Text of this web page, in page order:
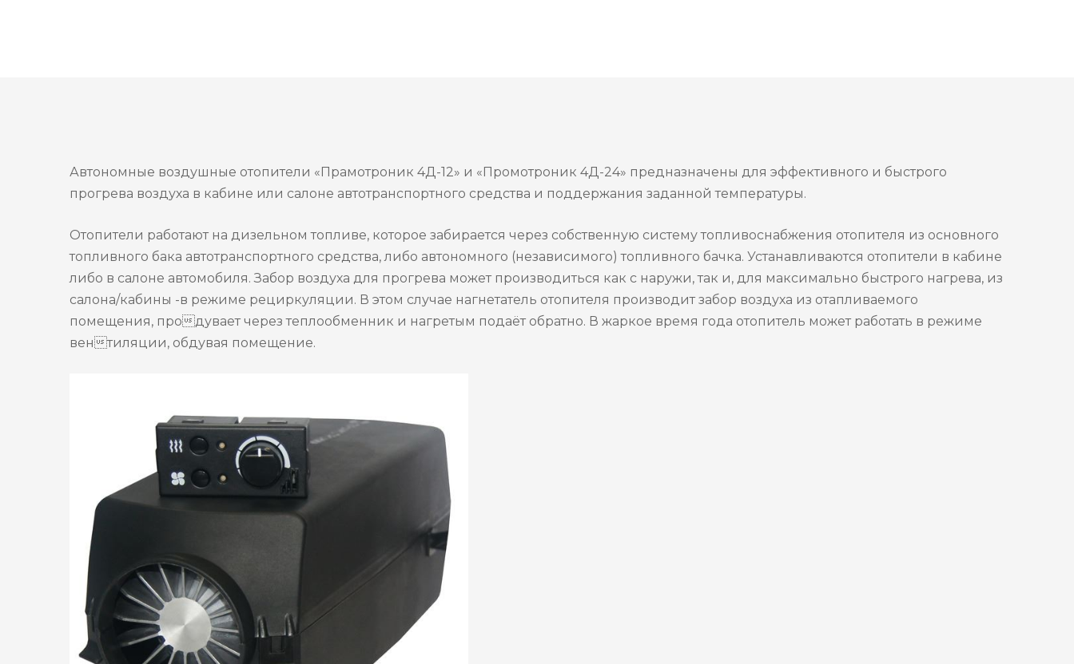
Автономные воздушные отопители «Прамотроник 4Д-12» и «Промотроник 4Д-24» предназначены для эффективного и быстрого
прогрева воздуха в кабине или салоне автотранспортного средства и поддержания заданной температуры.
Отопители работают на дизельном топливе, которое забирается через собственную систему топливоснабжения отопителя из основного
топливного бака автотранспортного средства, либо автономного (независимого) топливного бачка. Устанавливаются отопители в кабине
либо в салоне автомобиля. Забор воздуха для прогрева может производиться как с наружи, так и, для максимально быстрого нагрева, из
салона/кабины -в режиме рециркуляции. В этом случае нагнетатель отопителя производит забор воздуха из отапливаемого
помещения, продувает через теплообменник и нагретым подаёт обратно. В жаркое время года отопитель может работать в режиме
вентиляции, обдувая помещение.